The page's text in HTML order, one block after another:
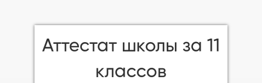
Аттестат школы за 11
классов